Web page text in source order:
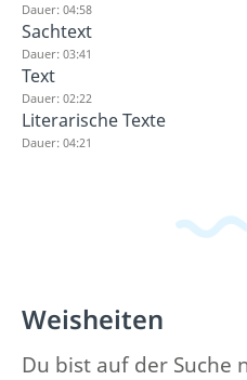
Dauer: 04:58
Sachtext
Dauer: 03:41
Text
Dauer: 02:22
Literarische Texte
Dauer: 04:21
Weisheiten
Du bist auf der Suche